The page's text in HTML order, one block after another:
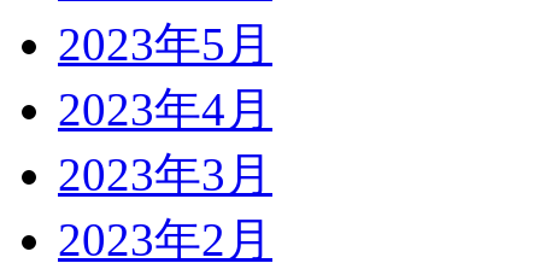
2023年5月
2023年4月
2023年3月
2023年2月